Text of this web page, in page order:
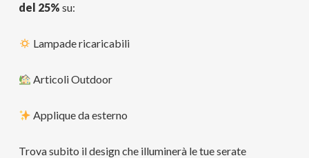
del 25% su:
Lampade ricaricabili
Articoli Outdoor
Applique da esterno
Trova subito il design che illuminerà le tue serate